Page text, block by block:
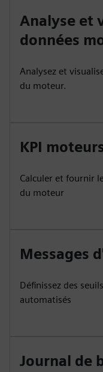
Analyse et
données
Analysez et
du moteur.
KPI
Calculer et fournir
du moteur
Messages
Définissez des
automatisés
Journal de